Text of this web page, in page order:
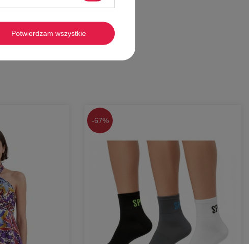
-67%
Potwierdzam wszystkie